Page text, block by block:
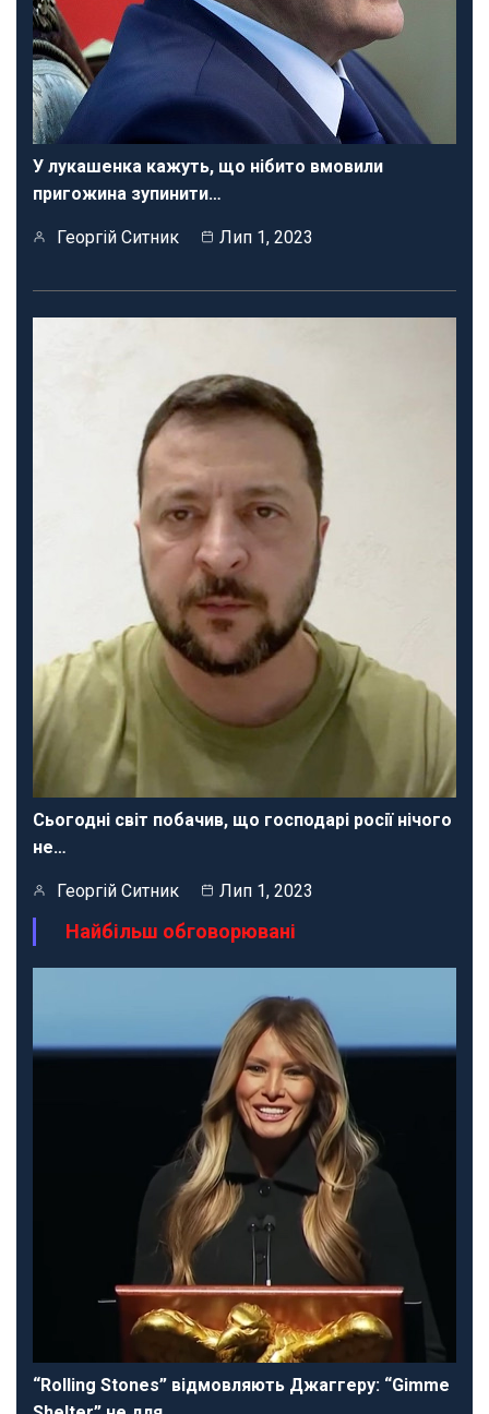
У лукашенка кажуть, що нібито вмовили
пригожина зупинити…
Георгій Ситник Лип 1, 2023
Сьогодні світ побачив, що господарі росії нічого
не…
Георгій Ситник Лип 1, 2023
Найбільш обговорювані
“Rolling Stones” відмовляють Джаггеру: “Gimme